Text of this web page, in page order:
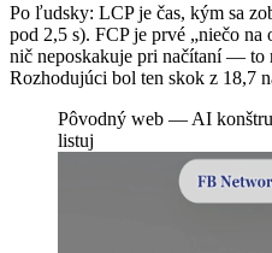
Po ľudsky: LCP je čas, kým sa
pod 2,5 s). FCP je prvé „niečo na
nič neposkakuje pri načítaní — to
Rozhodujúci bol ten skok z 18,7
Pôvodný web — AI
listuj